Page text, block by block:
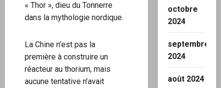
« Thor », dieu du Tonnerre
dans la mythologie nordique.
La Chine n’est pas la
première à construire un
réacteur au thorium, mais
aucune tentative n’avait
octobre
2024
septembre
2024
août 2024